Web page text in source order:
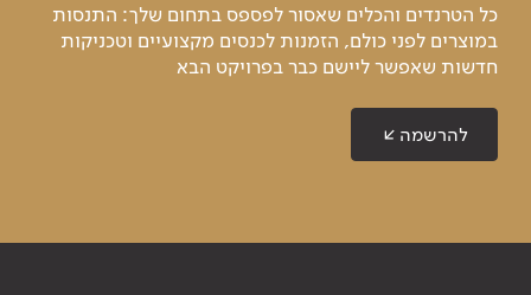
כל הטרנדים והכלים שאסור לפספס בתחום שלך: התנסות
במוצרים לפני כולם, הזמנות לכנסים מקצועיים וטכניקות
חדשות שאפשר ליישם כבר בפרויקט הבא
להרשמה